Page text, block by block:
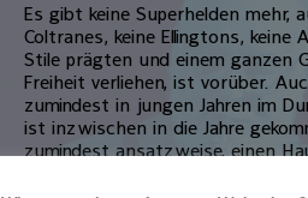
Es gibt keine Superhelden mehr,
Coltranes, keine Ellingtons,
Stile prägten und einem ganzen
Freiheit verliehen, ist vorüber.
zumindest in jungen Jahren im
ist inzwischen in die Jahre
zumindest ansatzweise, einen
coolsten, zur aufregendsten